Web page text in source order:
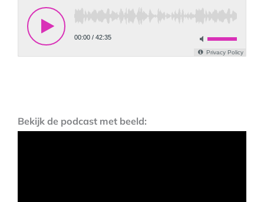
Bekijk de podcast met beeld: